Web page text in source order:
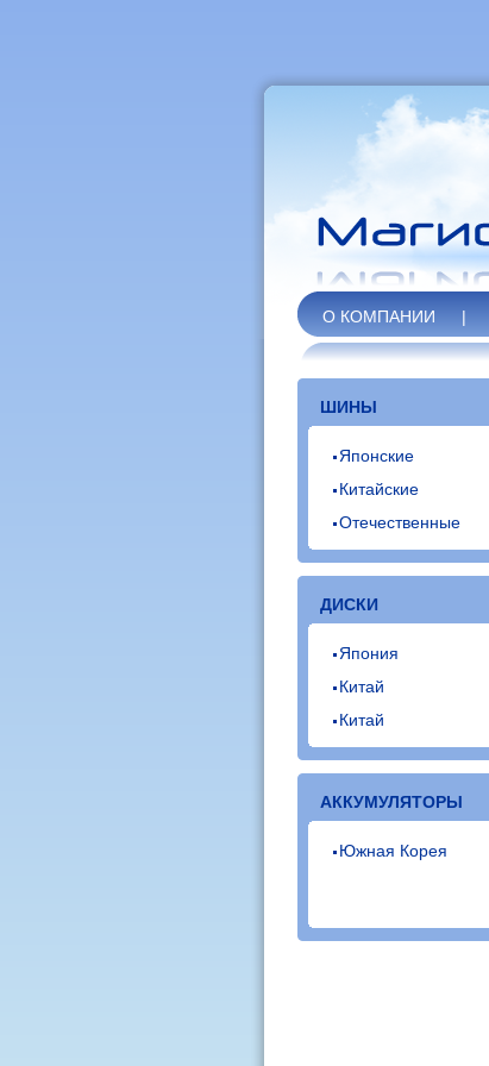
О КОМПАНИИ |
ШИНЫ
Японские
Китайские
Отечественные
ДИСКИ
Япония
Китай
Китай
АККУМУЛЯТОРЫ
Южная Корея